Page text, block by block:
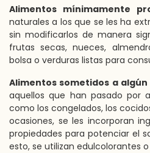
Alimentos mínimamente
naturales a los que se les ha
sin modificarlos de manera
frutas secas, nueces,
bolsa o verduras listas para
Alimentos sometidos a
aquellos que han pasado por
como los congelados, los
ocasiones, se les incorporan
propiedades para potenciar el
esto, se utilizan edulcolorantes